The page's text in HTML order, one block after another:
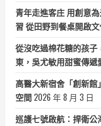
青年走進客庄 用創意
習 從田野到餐桌開啟
從沒吃過棉花糖的孩
東，吳尤敏用甜蜜傳遞
高醫大新宿舍「創新
空間 2026 年 8 月 3 日
巡護七號啟航：捍衛